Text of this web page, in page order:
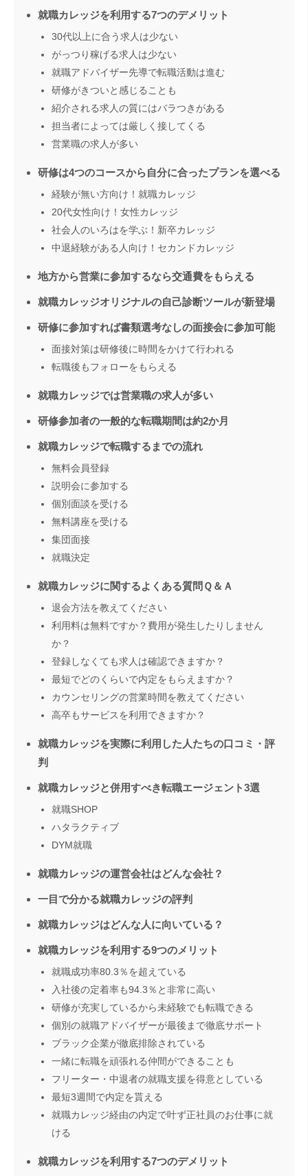
就職カレッジを利用する7つのデメリット
30代以上に合う求人は少ない
がっつり稼げる求人は少ない
就職アドバイザー先導で転職活動は進む
研修がきついと感じることも
紹介される求人の質にはバラつきがある
担当者によっては厳しく接してくる
営業職の求人が多い
研修は4つのコースから自分に合ったプランを選べる
経験が無い方向け！就職カレッジ
20代女性向け！女性カレッジ
社会人のいろはを学ぶ！新卒カレッジ
中退経験がある人向け！セカンドカレッジ
地方から営業に参加するなら交通費をもらえる
就職カレッジオリジナルの自己診断ツールが新登場
研修に参加すれば書類選考なしの面接会に参加可能
面接対策は研修後に時間をかけて行われる
転職後もフォローをもらえる
就職カレッジでは営業職の求人が多い
研修参加者の一般的な転職期間は約2か月
就職カレッジで転職するまでの流れ
無料会員登録
説明会に参加する
個別面談を受ける
無料講座を受ける
集団面接
就職決定
就職カレッジに関するよくある質問Ｑ＆Ａ
退会方法を教えてください
利用料は無料ですか？費用が発生したりしません
か？
登録しなくても求人は確認できますか？
最短でどのくらいで内定をもらえますか？
カウンセリングの営業時間を教えてください
高卒もサービスを利用できますか？
就職カレッジを実際に利用した人たちの口コミ・評
判
就職カレッジと併用すべき転職エージェント3選
就職SHOP
ハタラクティブ
DYM就職
就職カレッジの運営会社はどんな会社？
一目で分かる就職カレッジの評判
就職カレッジはどんな人に向いている？
就職カレッジを利用する9つのメリット
就職成功率80.3％を超えている
入社後の定着率も94.3％と非常に高い
研修が充実しているから未経験でも転職できる
個別の就職アドバイザーが最後まで徹底サポート
ブラック企業が徹底排除されている
一緒に転職を頑張れる仲間ができることも
フリーター・中退者の就職支援を得意としている
最短3週間で内定を貰える
就職カレッジ経由の内定で叶ず正社員のお仕事に就
ける
就職カレッジを利用する7つのデメリット